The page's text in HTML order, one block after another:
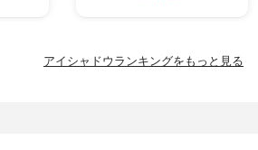
アイシャドウランキングをもっと見る